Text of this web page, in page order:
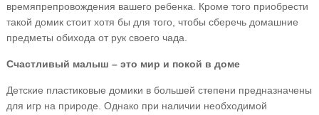
времяпрепровождения вашего ребенка. Кроме того приобрести
такой домик стоит хотя бы для того, чтобы сберечь домашние
предметы обихода от рук своего чада.
Счастливый малыш – это мир и покой в доме
Детские пластиковые домики в большей степени предназначены
для игр на природе. Однако при наличии необходимой